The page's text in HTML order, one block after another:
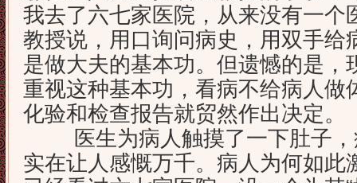
我去了六七家医院，从来没有一个
教授说，用口询问病史，用双手给
是做大夫的基本功。但遗憾的是，
重视这种基本功，看病不给病人做
化验和检查报告就贸然作出决定。
医生为病人触摸了一下肚子，
实在让人感慨万千。病人为何如此